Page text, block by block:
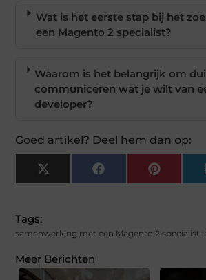
Wat is het eerste stap bij het
een Magento 2 specialist?
Waarom is het belangrijk om
communiceren wat je wilt van
developer?
Goed artikel? Deel hem dan op:
X
(Twitter)
Facebook
Tags:
samenwerking met een Magento 2 specialist ,
Meer Berichten